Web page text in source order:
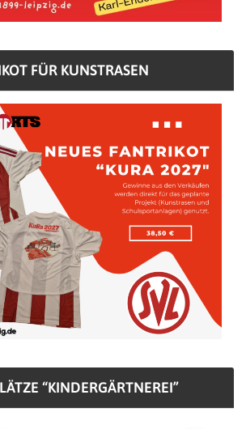
FÜR KUNSTRASEN
“KINDERGÄRTNEREI”